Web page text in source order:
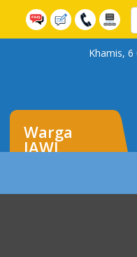
Khamis,
Warga
JAWI